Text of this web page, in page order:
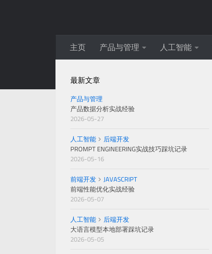
主页 产品与管理 人工智能
最新文章
产品与管理
产品数据分析实战经验
2026-05-27
人工智能
后端开发
PROMPT ENGINEERING实战技巧踩坑记录
2026-05-16
前端开发
JAVASCRIPT
前端性能优化实战经验
2026-05-07
人工智能
后端开发
大语言模型本地部署踩坑记录
2026-05-05